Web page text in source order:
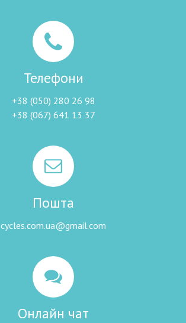
Телефони
+38 (050) 280 26 98
+38 (067) 641 13 37
Пошта
cycles.com.ua@gmail.com
Онлайн чат